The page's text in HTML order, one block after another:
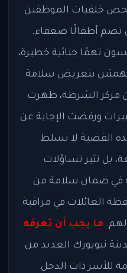
فحص خلفيات الموظفين
تضم أطفالًا ضعفاء.
تهمًا جنائية خطيرة،
بتعريض سلامة
مركز الشرطة، ظهرت
ورفضت الإجابة عن
القضية لا تسلط
بل تثير تساؤلات
في ضمان سلامة من
العائلات في مراقبة
ما يجب أن تعرفه
نيويورك العديد من
للأسر ذات الدخل